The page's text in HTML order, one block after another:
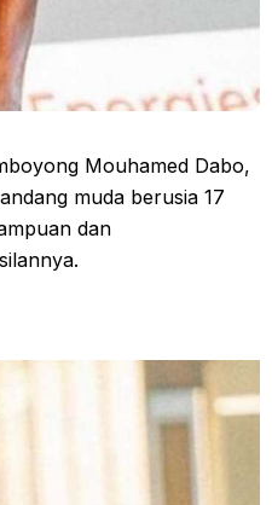
Mouhamed Dabo,
muda berusia 17
dan